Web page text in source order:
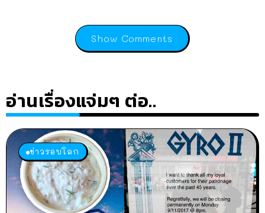
Show Comments
อ่านเรื่องแจ่มๆ ต่อ..
ข่าวรอบโลก